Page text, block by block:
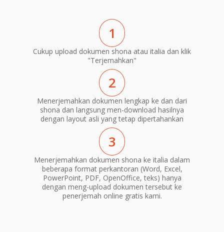
1
Cukup upload dokumen shona atau italia dan klik
"Terjemahkan"
2
Menerjemahkan dokumen lengkap ke dan dari
shona dan langsung men-download hasilnya
dengan layout asli yang tetap dipertahankan
3
Menerjemahkan dokumen shona ke italia dalam
beberapa format perkantoran (Word, Excel,
PowerPoint, PDF, OpenOffice, teks) hanya
dengan meng-upload dokumen tersebut ke
penerjemah online gratis kami.